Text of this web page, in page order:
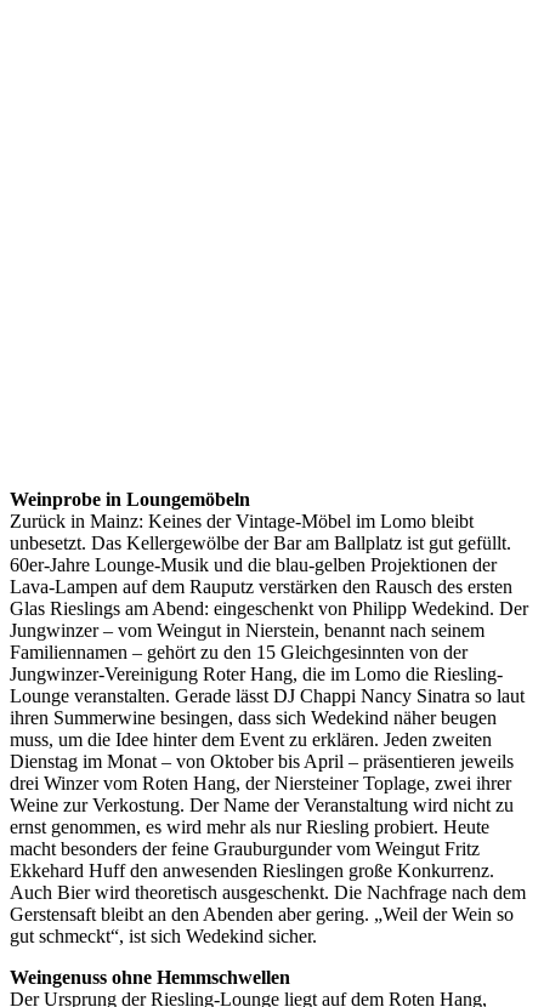
Weinprobe in Loungemöbeln
Zurück in Mainz: Keines der Vintage-Möbel im Lomo bleibt
unbesetzt. Das Kellergewölbe der Bar am Ballplatz ist gut gefüllt.
60er-Jahre Lounge-Musik und die blau-gelben Projektionen der
Lava-Lampen auf dem Rauputz verstärken den Rausch des ersten
Glas Rieslings am Abend: eingeschenkt von Philipp Wedekind. Der
Jungwinzer – vom Weingut in Nierstein, benannt nach seinem
Familiennamen – gehört zu den 15 Gleichgesinnten von der
Jungwinzer-Vereinigung Roter Hang, die im Lomo die Riesling-
Lounge veranstalten. Gerade lässt DJ Chappi Nancy Sinatra so laut
ihren Summerwine besingen, dass sich Wedekind näher beugen
muss, um die Idee hinter dem Event zu erklären. Jeden zweiten
Dienstag im Monat – von Oktober bis April – präsentieren jeweils
drei Winzer vom Roten Hang, der Niersteiner Toplage, zwei ihrer
Weine zur Verkostung. Der Name der Veranstaltung wird nicht zu
ernst genommen, es wird mehr als nur Riesling probiert. Heute
macht besonders der feine Grauburgunder vom Weingut Fritz
Ekkehard Huff den anwesenden Rieslingen große Konkurrenz.
Auch Bier wird theoretisch ausgeschenkt. Die Nachfrage nach dem
Gerstensaft bleibt an den Abenden aber gering. „Weil der Wein so
gut schmeckt“, ist sich Wedekind sicher.
Weingenuss ohne Hemmschwellen
Der Ursprung der Riesling-Lounge liegt auf dem Roten Hang,